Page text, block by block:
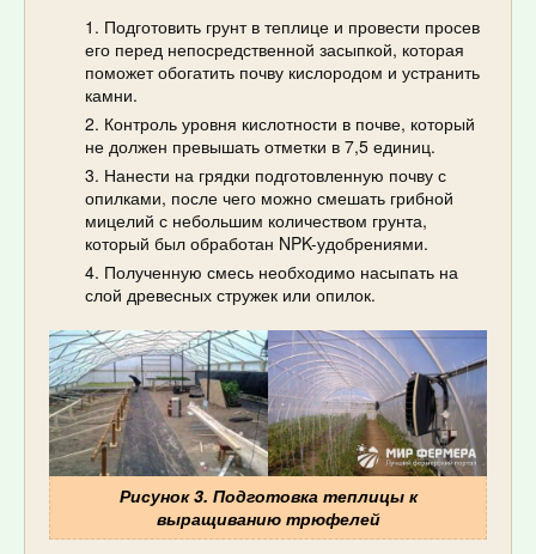
Подготовить грунт в теплице и провести просев
его перед непосредственной засыпкой, которая
поможет обогатить почву кислородом и устранить
камни.
Контроль уровня кислотности в почве, который
не должен превышать отметки в 7,5 единиц.
Нанести на грядки подготовленную почву с
опилками, после чего можно смешать грибной
мицелий с небольшим количеством грунта,
который был обработан NPK-удобрениями.
Полученную смесь необходимо насыпать на
слой древесных стружек или опилок.
Рисунок 3. Подготовка теплицы к
выращиванию трюфелей